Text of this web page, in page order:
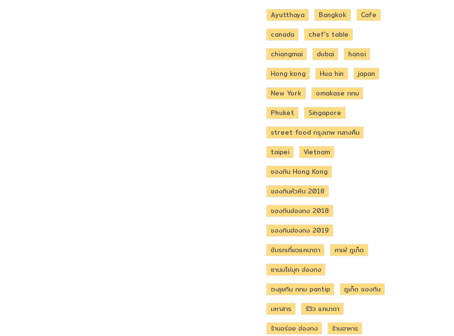
Ayutthaya Bangkok
Cafe
canada
chef's table
chiangmai
dubai
hanoi
Hong kong
Hua hin
japan
New York
omakase กทม
Phuket
Singapore
street food กรุงเทพ กลางคืน
taipei
Vietnam
ของกิน Hong Kong
ของกินหัวหิน 2018
ของกินฮ่องกง 2018
ของกินฮ่องกง 2019
ขับรถเที่ยวแคนาดา
คาเฟ่ ภูเก็ต
ชานมไข่มุก ฮ่องกง
ตะลุยกิน กทม pantip
ภูเก็ต ของกิน
มหาสาร
รีวิว แคนาดา
ร้านอร่อย ฮ่องกง
ร้านอาหาร